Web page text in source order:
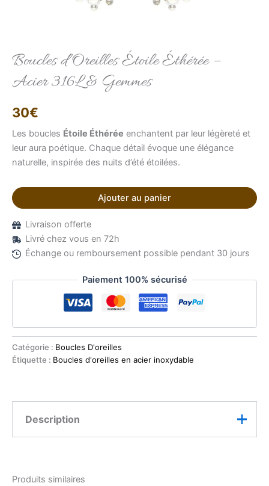
Boucles d’Oreilles Étoile Éthérée –
Acier 316L & Gemmes
30€
Les boucles Étoile Éthérée enchantent par leur légèreté et
leur aura poétique. Chaque détail évoque une élégance
naturelle, inspirée des nuits d’été étoilées.
Ajouter au panier
Livraison offerte
Livré chez vous en 72h
Échange ou remboursement possible pendant 30 jours
Paiement 100% sécurisé
Catégorie : Boucles D'oreilles
Étiquette : Boucles d'oreilles en acier inoxydable
Description
Matière
Produits similaires
Bonjour, je suis Élise, votre conseillère virtuelle.
Comment puis-je vous aider ?